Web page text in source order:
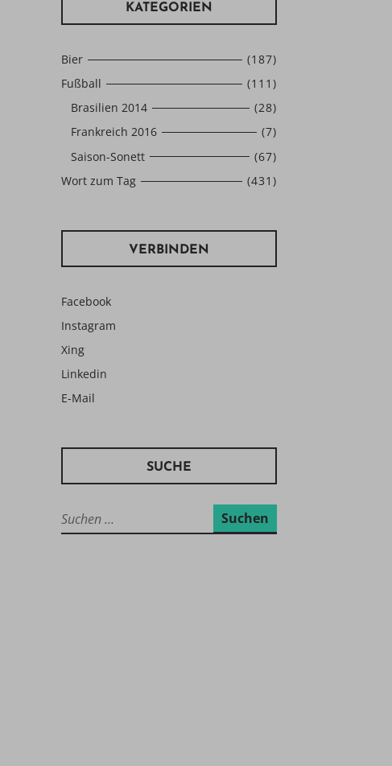
KATEGORIEN
Bier
(187)
Fußball
(111)
Brasilien 2014
(28)
Frankreich 2016
(7)
Saison-Sonett
(67)
Wort zum Tag
(431)
VERBINDEN
Facebook
Instagram
Xing
Linkedin
E-Mail
SUCHE
Suchen
nach: